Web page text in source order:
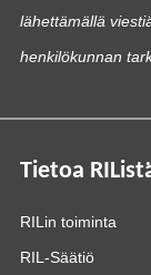
lähettämällä
henkilökunnan
Tietoa
RILin toiminta
RIL-Säätiö